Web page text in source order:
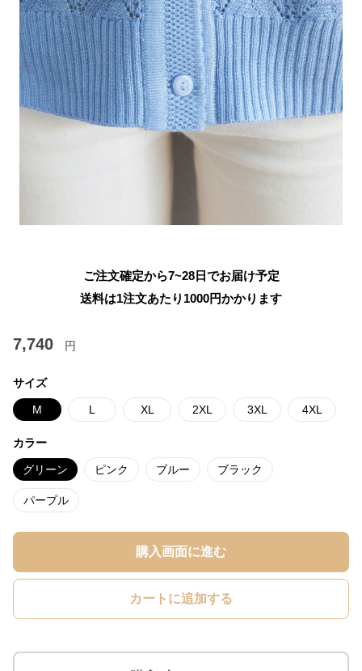
ご注文確定から7~28日でお届け予定
送料は1注文あたり 1000円かかります
7,740 円
サイズ
M L XL 2XL 3XL 4XL
カラー
グリーン ピンク ブルー ブラック
パープル
購入画面に進む
カートに追加する